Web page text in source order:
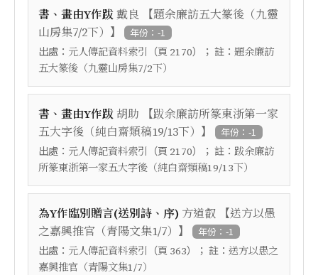
書、畫由Y作跋戴良 【題余廉訪五大篆後（九靈
山房集7/2下） 】 年份：-1
出處： 元人傳記資料索引 （頁 2170）； 註： 題余廉訪
五大篆後（九靈山房集7/2下）
書、畫由Y作跋胡助 【跋余廉訪所篆東浙第一家
五大字後（純白齋類稿19/13下） 】 年份：-1
出處： 元人傳記資料索引 （頁 2170）； 註： 跋余廉訪
所篆東浙第一家五大字後（純白齋類稿19/13下）
為Y作臨別贈言(送別詩、序) 方道叡 【送方以愚
之嘉興推官（青陽文集1/7） 】 年份：-1
出處： 元人傳記資料索引 （頁 363）； 註： 送方以愚之
嘉興推官（青陽文集1/7）